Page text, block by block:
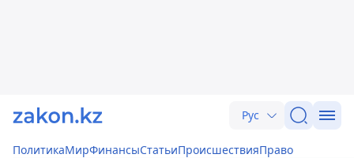
Рус
ПолитикаМирФинансыСтатьиПроисшествияПраво